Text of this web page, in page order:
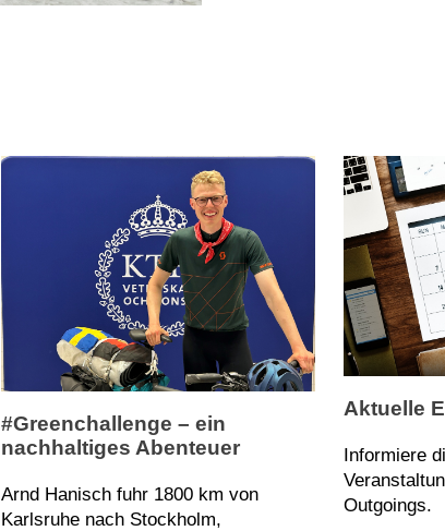
#Greenchallenge – ein
nachhaltiges Abenteuer
Arnd Hanisch fuhr 1800 km von
Karlsruhe nach Stockholm,
Aktuelle
Informiere
Outgoings.